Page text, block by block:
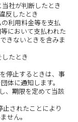
社が判断したとき
反したとき
利用料金等を支払
において支払われた
きないときを含みま
たとき
停止するときは、事
体に通知します。
、期限を定めて当該
されたことにより
せん。